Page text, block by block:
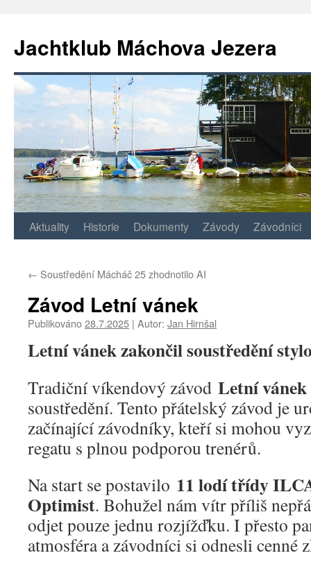
Jachtklub Máchova Jezera
Přejít
obsahu
webu
Aktuality Historie Dokumenty Závody Závodníci
← Soustředění Mácháč 25 zhodnotilo AI
Závod Letní vánek
Publikováno28.7.2025 | Autor: Jan Hirnšal
Letní vánek zakončil soustředění
Tradiční víkendový závod Letní vánek
soustředění. Tento přátelský závod je
začínající závodníky, kteří si mohou
regatu s plnou podporou trenérů.
Na start se postavilo 11 lodí třídy
Optimist. Bohužel nám vítr příliš
odjet pouze jednu rozjížďku. I přesto
atmosféra a závodníci si odnesli cenné